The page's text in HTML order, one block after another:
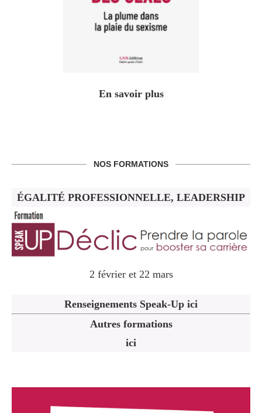
En savoir plus
NOS FORMATIONS
ÉGALITÉ PROFESSIONNELLE, LEADERSHIP
2 février et 22 mars
Renseignements Speak-Up ici
Autres formations
ici